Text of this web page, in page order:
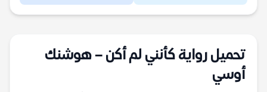
تحميل رواية كأنني لم أكن – هوشنك
أوسي